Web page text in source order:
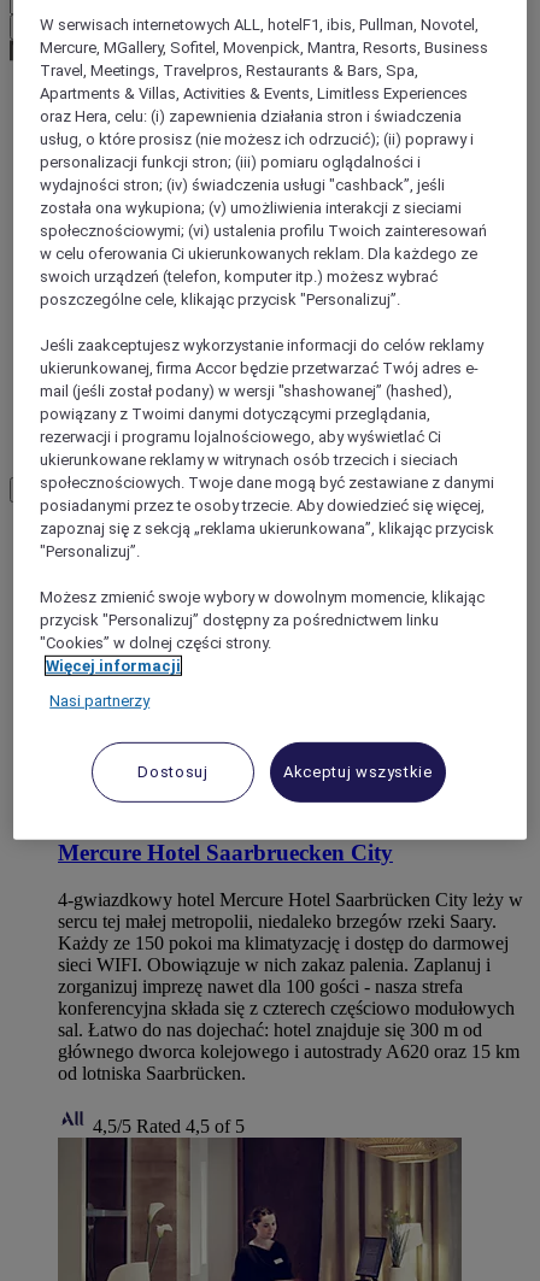
Potwierdź walutę
World
Europe
Germany
Saarland
Sarrebruck
Load More See more items
SAARBRUECKEN, Niemcy
Mercure Hotel Saarbruecken City
4-gwiazdkowy hotel Mercure Hotel Saarbrücken City leży w
sercu tej małej metropolii, niedaleko brzegów rzeki Saary.
Każdy ze 150 pokoi ma klimatyzację i dostęp do darmowej
sieci WIFI. Obowiązuje w nich zakaz palenia. Zaplanuj i
zorganizuj imprezę nawet dla 100 gości - nasza strefa
konferencyjna składa się z czterech częściowo modułowych
sal. Łatwo do nas dojechać: hotel znajduje się 300 m od
głównego dworca kolejowego i autostrady A620 oraz 15 km
od lotniska Saarbrücken.
4,5/5 Rated 4,5 of 5
W serwisach internetowych ALL, hotelF1, ibis, Pullman, Novotel,
Mercure, MGallery, Sofitel, Movenpick, Mantra, Resorts, Business
Travel, Meetings, Travelpros, Restaurants & Bars, Spa,
Apartments & Villas, Activities & Events, Limitless Experiences
oraz Hera, celu: (i) zapewnienia działania stron i świadczenia
usług, o które prosisz (nie możesz ich odrzucić); (ii) poprawy i
personalizacji funkcji stron; (iii) pomiaru oglądalności i
wydajności stron; (iv) świadczenia usługi "cashback”, jeśli
została ona wykupiona; (v) umożliwienia interakcji z sieciami
społecznościowymi; (vi) ustalenia profilu Twoich zainteresowań
w celu oferowania Ci ukierunkowanych reklam. Dla każdego ze
swoich urządzeń (telefon, komputer itp.) możesz wybrać
poszczególne cele, klikając przycisk "Personalizuj”.
Jeśli zaakceptujesz wykorzystanie informacji do celów reklamy
ukierunkowanej, firma Accor będzie przetwarzać Twój adres e-
mail (jeśli został podany) w wersji "shashowanej” (hashed),
powiązany z Twoimi danymi dotyczącymi przeglądania,
rezerwacji i programu lojalnościowego, aby wyświetlać Ci
ukierunkowane reklamy w witrynach osób trzecich i sieciach
społecznościowych. Twoje dane mogą być zestawiane z danymi
posiadanymi przez te osoby trzecie. Aby dowiedzieć się więcej,
zapoznaj się z sekcją „reklama ukierunkowana”, klikając przycisk
"Personalizuj”.
Możesz zmienić swoje wybory w dowolnym momencie, klikając
przycisk "Personalizuj” dostępny za pośrednictwem linku
"Cookies” w dolnej części strony.
Więcej informacji
Nasi partnerzy
Dostosuj Akceptuj wszystkie